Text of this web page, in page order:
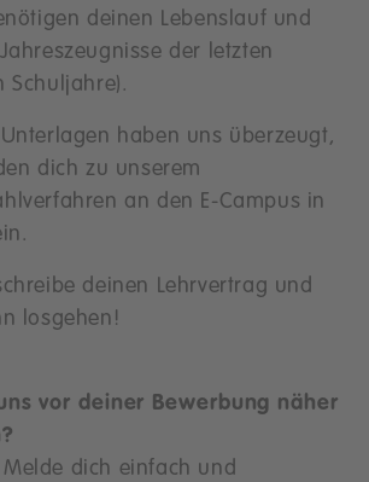
deinen Lebenslauf und
der letzten
Schuljahre).
Unterlagen haben uns überzeugt,
dich zu unserem
an den E-Campus in
deinen Lehrvertrag und
losgehen!
vor deiner Bewerbung näher
dich einfach und